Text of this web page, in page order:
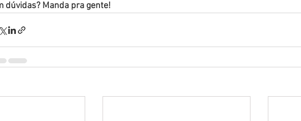
dúvidas? Manda pra gente!